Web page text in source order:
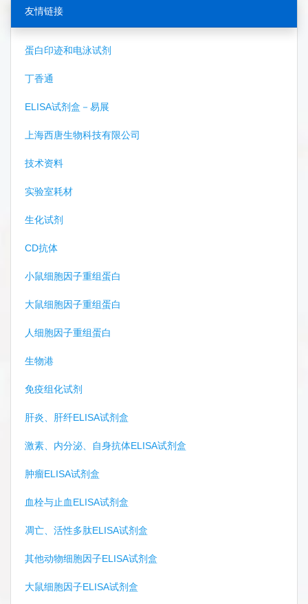
友情链接
蛋白印迹和电泳试剂
丁香通
ELISA试剂盒－易展
上海西唐生物科技有限公司
技术资料
实验室耗材
生化试剂
CD抗体
小鼠细胞因子重组蛋白
大鼠细胞因子重组蛋白
人细胞因子重组蛋白
生物港
免疫组化试剂
肝炎、肝纤ELISA试剂盒
激素、内分泌、自身抗体ELISA试剂盒
肿瘤ELISA试剂盒
血栓与止血ELISA试剂盒
凋亡、活性多肽ELISA试剂盒
其他动物细胞因子ELISA试剂盒
大鼠细胞因子ELISA试剂盒